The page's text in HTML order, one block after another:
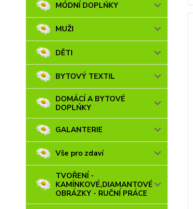
MÓDNÍ DOPLŃKY
MUŽI
DĚTI
BYTOVÝ TEXTIL
DOMÁCÍ A BYTOVÉ
DOPLŃKY
GALANTERIE
Vše pro zdaví
TVOŘENÍ -
KAMÍNKOVÉ,DIAMANTOVÉ
OBRÁZKY - RUČNÍ PRÁCE